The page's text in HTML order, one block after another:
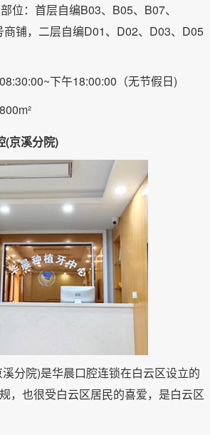
位：首层自编B03、B05、B07、
铺，二层自编D01、D02、D03、D05
下午18:00:00（无节假日)
(京溪分院)
分院)是华晨口腔连锁在白云区设立的
，也很受白云区居民的喜爱，是白云区